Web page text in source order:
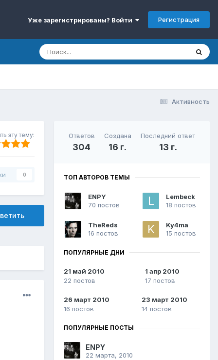
Уже зарегистрированы? Войти Регистрация
Активность
эту тему:
0
Ответов
304
Создана
16 г.
Последний ответ
13 г.
ТОП АВТОРОВ ТЕМЫ
ENPY
70 постов
Lembeck
18 постов
TheReds
16 постов
Ky4ma
15 постов
ПОПУЛЯРНЫЕ ДНИ
21 май 2010
22 постов
1 апр 2010
17 постов
26 март 2010
16 постов
23 март 2010
14 постов
ПОПУЛЯРНЫЕ ПОСТЫ
ENPY
22 марта, 2010